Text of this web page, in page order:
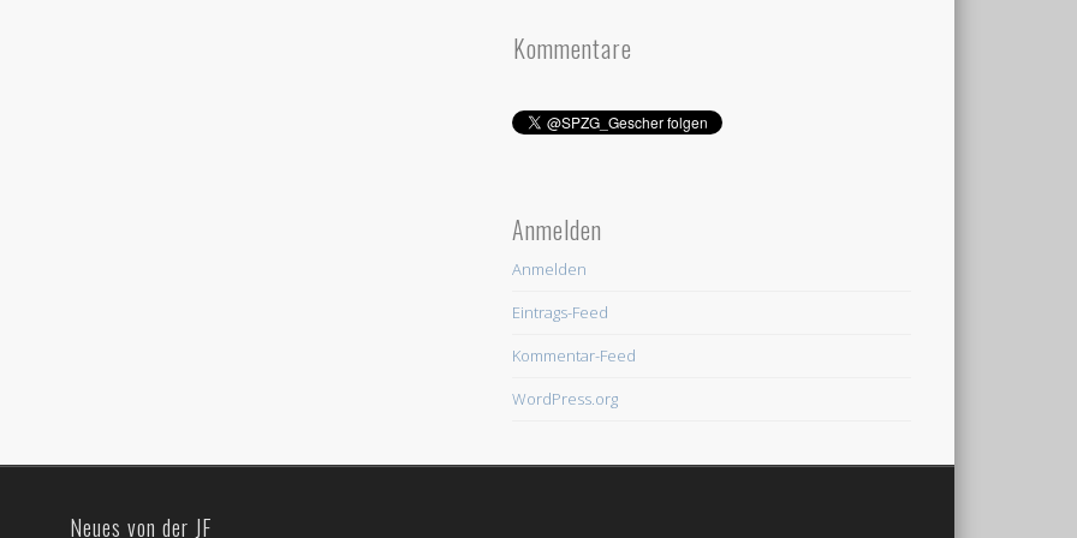
Kommentare
Anmelden
Anmelden
Eintrags-Feed
Kommentar-Feed
WordPress.org
Neues von der JF